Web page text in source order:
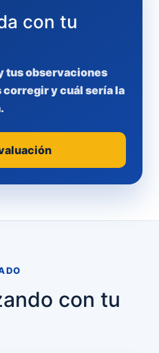
con tu
tus observaciones
corregir y cuál sería la
con tu